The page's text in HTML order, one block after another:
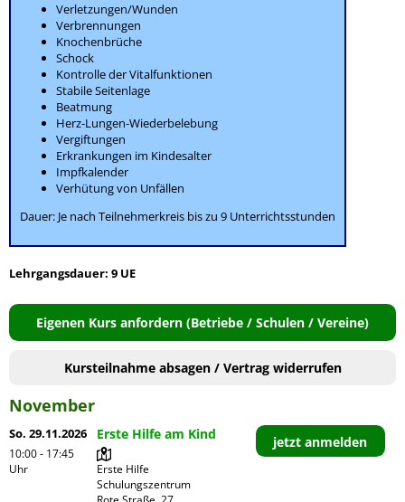
Verletzungen/Wunden
Verbrennungen
Knochenbrüche
Schock
Kontrolle der Vitalfunktionen
Stabile Seitenlage
Beatmung
Herz-Lungen-Wiederbelebung
Vergiftungen
Erkrankungen im Kindesalter
Impfkalender
Verhütung von Unfällen
Dauer: Je nach Teilnehmerkreis bis zu 9 Unterrichtsstunden
Lehrgangsdauer: 9 UE
Eigenen Kurs anfordern (Betriebe / Schulen / Vereine)
Kursteilnahme absagen / Vertrag widerrufen
November
So. 29.11.2026
10:00 - 17:45
Uhr
Erste Hilfe am Kind
Erste Hilfe
Schulungszentrum
jetzt anmelden